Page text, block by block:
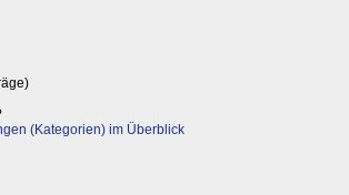
(Kategorien) im Überblick